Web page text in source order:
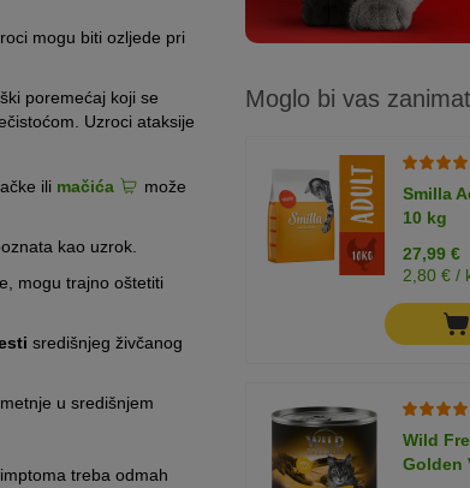
mogu biti ozljede pri
poremećaj koji se
Uzroci ataksije
ili mačića
može
kao uzrok.
mogu trajno oštetiti
središnjeg živčanog
u središnjem
treba odmah
Moglo bi vas
Smilla
10 kg
27,99 €
2,80 € /
Wild
Golden